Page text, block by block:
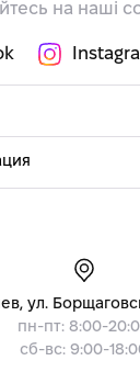
на наші
ул.
пн-пт: 8:00-
сб-вс: 9:00-